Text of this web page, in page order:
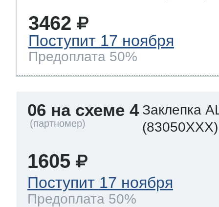
3462
Поступит 17 ноября
Предоплата 50%
06 на схеме 4 Заклепка
(83050XXX)
1605
Поступит 17 ноября
Предоплата 50%